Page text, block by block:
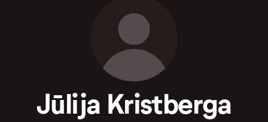
Jūlija Kristberga